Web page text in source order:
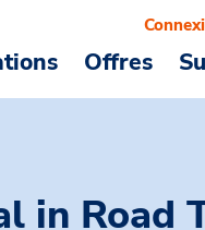
Offres
in Road